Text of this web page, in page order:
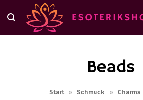
Inhalt
springen
Beads
Start » Schmuck » Charms